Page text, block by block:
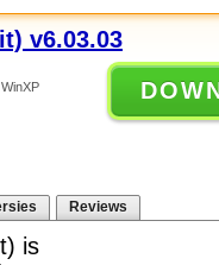
v6.03.03
Reviews
is